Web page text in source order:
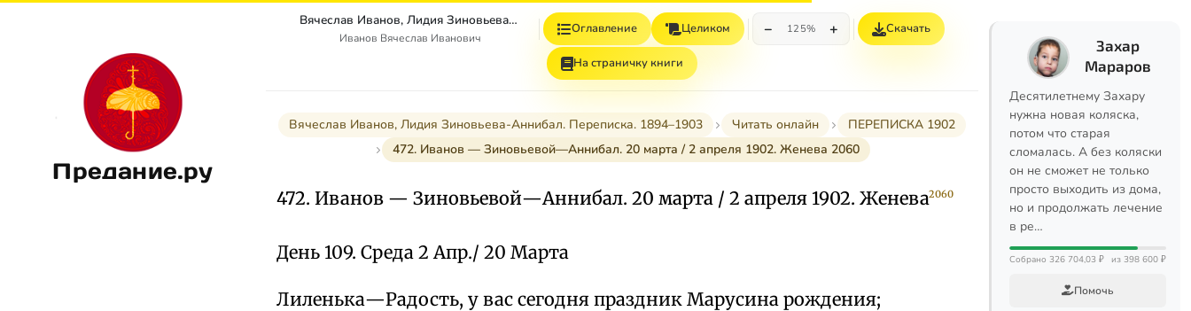
Предание.ру
Вячеслав Иванов, Лидия Зиновьева–Аннибал Переписка. 1894–1903. Том II
Иванов Вячеслав Иванович
Оглавление Целиком − 125% + Скачать
На страничку книги
Вячеслав Иванов, Лидия Зиновьева-Аннибал. Переписка. 1894–1903 Читать онлайн
ПЕРЕПИСКА 1902
472. Иванов — Зиновьевой—Аннибал. 20 марта / 2 апреля 1902. Женева 2060
472. Иванов — Зиновьевой—Аннибал. 20 марта / 2 апреля 1902. Женева2060
День 109. Среда 2 Апр./ 20 Марта
Лиленька—Радость, у вас сегодня праздник Марусина рождения;
Захар
Мараров
Десятилетнему Захару
нужна новая коляска,
потом что старая
сломалась. А без коляски
он не сможет не только
просто выходить из дома,
но и продолжать лечение
в ре…
Собрано 326 704,03 ₽ из 398 600 ₽
Помочь